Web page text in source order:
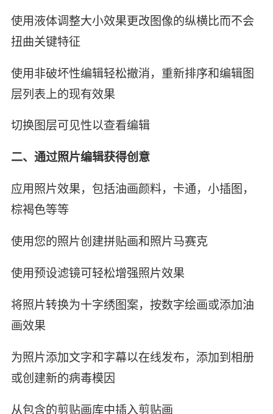
使用液体调整大小效果更改图像的纵横比而不会
扭曲关键特征
使用非破坏性编辑轻松撤消，重新排序和编辑图
层列表上的现有效果
切换图层可见性以查看编辑
二、通过照片编辑获得创意
应用照片效果，包括油画颜料，卡通，小插图，
棕褐色等等
使用您的照片创建拼贴画和照片马赛克
使用预设滤镜可轻松增强照片效果
将照片转换为十字绣图案，按数字绘画或添加油
画效果
为照片添加文字和字幕以在线发布，添加到相册
或创建新的病毒模因
从包含的剪贴画库中插入剪贴画